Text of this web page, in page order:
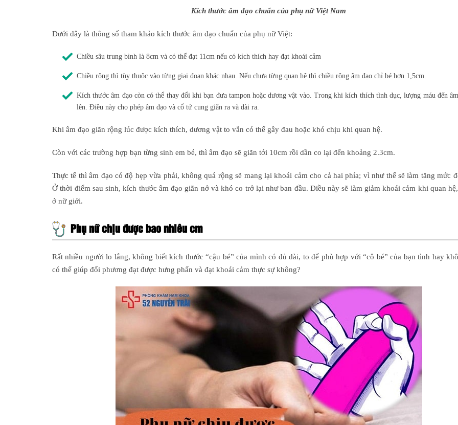
Kích thước âm đạo chuẩn của phụ nữ Việt Nam
Dưới đây là thông số tham khảo kích thước âm đạo chuẩn của phụ nữ Việt:
Chiều sâu trung bình là 8cm và có thể đạt 11cm nếu có kích thích hay đạt khoái cảm
Chiều rộng thì tùy thuộc vào từng giai đoạn khác nhau. Nếu chưa từng quan hệ thì chiều rộng âm đạo chỉ bé hơn 1,5cm.
Kích thước âm đạo còn có thể thay đổi khi bạn đưa tampon hoặc dương vật vào. Trong khi kích thích tình dục, lượng máu đến
lên. Điều này cho phép âm đạo và cổ tử cung giãn ra và dài ra.
Khi âm đạo giãn rộng lúc được kích thích, dương vật to vẫn có thể gây đau hoặc khó chịu khi quan hệ.
Còn với các trường hợp bạn từng sinh em bé, thì âm đạo sẽ giãn tới 10cm rồi dần co lại đến khoảng 2.3cm.
Thực tế thì âm đạo có độ hẹp vừa phải, không quá rộng sẽ mang lại khoái cảm cho cả hai phía; vì như thế sẽ làm tăng mức
Ở thời điểm sau sinh, kích thước âm đạo giãn nở và khó co trở lại như ban đầu. Điều này sẽ làm giảm khoái cảm khi quan
ở nữ giới.
Phụ nữ chịu được bao nhiêu cm
Rất nhiều người lo lắng, không biết kích thước “cậu bé” của mình có đủ dài, to để phù hợp với “cô bé” của bạn tình hay
có thể giúp đối phương đạt được hưng phấn và đạt khoái cảm thực sự không?
BS. ĐOÀN KHẮC BẠO
Tư vấn Đặt hẹn
BS PHÙNG THANH VÂN
Tư vấn Đặt hẹn Tư vấn